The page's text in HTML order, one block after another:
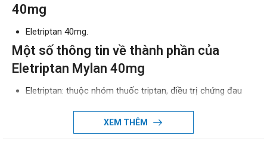
40mg
Eletriptan 40mg.
Một số thông tin về thành phần của
Eletriptan Mylan 40mg
Eletriptan: thuộc nhóm thuốc triptan, điều trị chứng đau
nhiên trong cơ thể) làm thu hẹp các mạch máu trong não.
Tác dụng - Chỉ định của Eletriptan Mylan
XEM THÊM